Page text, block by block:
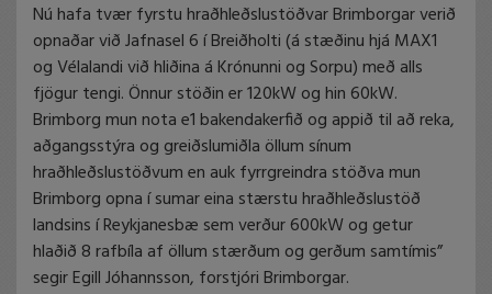
Nú hafa tvær fyrstu hraðhleðslustöðvar Brimborgar verið
opnaðar við Jafnasel 6 í Breiðholti (á stæðinu hjá MAX1
og Vélalandi við hliðina á Krónunni og Sorpu) með alls
fjögur tengi. Önnur stöðin er 120kW og hin 60kW.
Brimborg mun nota e1 bakendakerfið og appið til að reka,
aðgangsstýra og greiðslumiðla öllum sínum
hraðhleðslustöðvum en auk fyrrgreindra stöðva mun
Brimborg opna í sumar eina stærstu hraðhleðslustöð
landsins í Reykjanesbæ sem verður 600kW og getur
hlaðið 8 rafbíla af öllum stærðum og gerðum samtímis”
segir Egill Jóhannsson, forstjóri Brimborgar.